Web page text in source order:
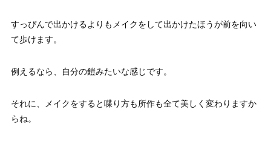
すっぴんで出かけるよりもメイクをして出かけたほうが前を向い
て歩けます。
例えるなら、自分の鎧みたいな感じです。
それに、メイクをすると喋り方も所作も全て美しく変わりますか
らね。